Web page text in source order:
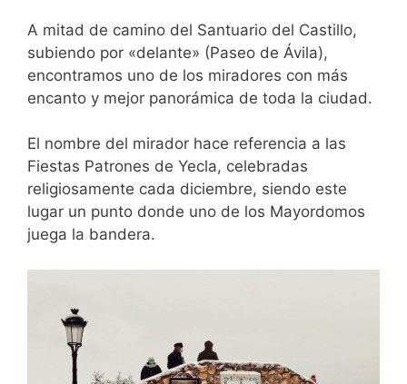
A mitad de camino del Santuario del Castillo,
subiendo por «delante» (Paseo de Ávila),
encontramos uno de los miradores con más
encanto y mejor panorámica de toda la ciudad.
El nombre del mirador hace referencia a las
Fiestas Patrones de Yecla, celebradas
religiosamente cada diciembre, siendo este
lugar un punto donde uno de los Mayordomos
juega la bandera.